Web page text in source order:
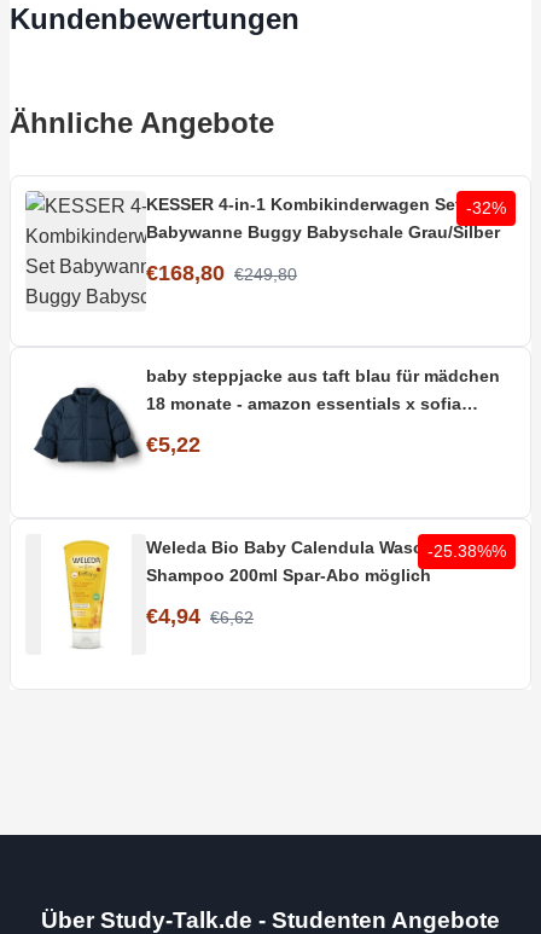
Kundenbewertungen
Ähnliche Angebote
KESSER 4-in-1 Kombikinderwagen Set
Babywanne Buggy Babyschale Grau/Silber
€168,80 €249,80
-32%
baby steppjacke aus taft blau für mädchen
18 monate - amazon essentials x sofia
€5,22
Weleda Bio Baby Calendula Waschlotion &
Shampoo 200ml Spar-Abo möglich
€4,94 €6,62
-25.38%%
Über Study-Talk.de - Studenten Angebote